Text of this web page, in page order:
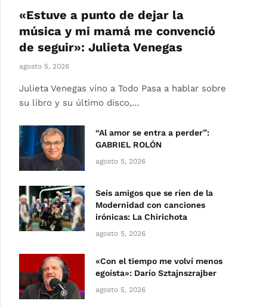
«Estuve a punto de dejar la
música y mi mamá me convenció
de seguir»: Julieta Venegas
agosto 5, 2026
Julieta Venegas vino a Todo Pasa a hablar sobre
su libro y su último disco,…
“Al amor se entra a perder”:
GABRIEL ROLÓN
agosto 5, 2026
Seis amigos que se ríen de la
Modernidad con canciones
irónicas: La Chirichota
agosto 5, 2026
«Con el tiempo me volví menos
egoísta»: Darío Sztajnszrajber
agosto 5, 2026